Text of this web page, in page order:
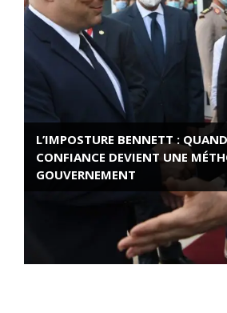
L’IMPOSTURE BENNETT :
CONFIANCE DEVIENT UNE
GOUVERNEMENT
ROSE VALLAND, HEROÏNE DE LA